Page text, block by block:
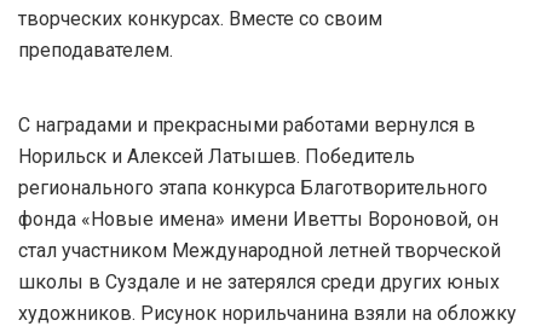
творческих конкурсах. Вместе со своим
преподавателем.
С наградами и прекрасными работами вернулся в
Норильск и Алексей Латышев. Победитель
регионального этапа конкурса Благотворительного
фонда «Новые имена» имени Иветты Вороновой, он
стал участником Международной летней творческой
школы в Суздале и не затерялся среди других юных
художников. Рисунок норильчанина взяли на обложку